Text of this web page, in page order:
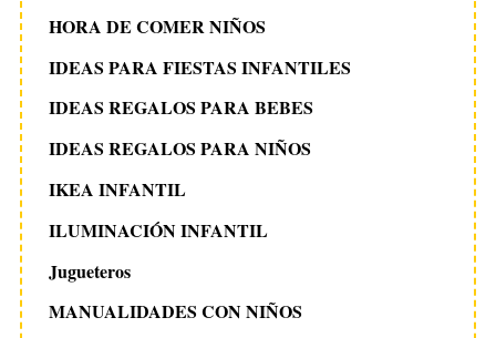
HORA DE COMER NIÑOS
IDEAS PARA FIESTAS INFANTILES
IDEAS REGALOS PARA BEBES
IDEAS REGALOS PARA NIÑOS
IKEA INFANTIL
ILUMINACIÓN INFANTIL
Jugueteros
MANUALIDADES CON NIÑOS